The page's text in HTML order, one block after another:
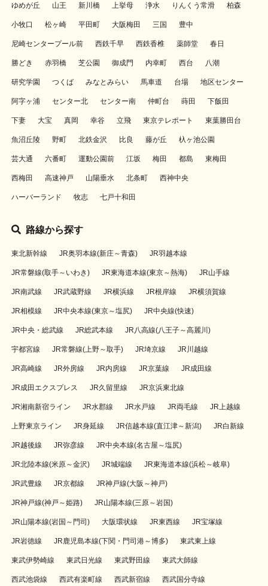
ゆめが丘 山王 新川橋 上挙母 浄水 りんくう常滑 柏森
小牧口 松ヶ崎 平田町 大阪梅田 三国 豊中
尼崎センタープール前 西鉄千早 西鉄香椎 薬師堂 春日
勝どき 赤羽橋 芝公園 御成門 内幸町 西台 八潮
研究学園 つくば みなとみらい 馬車道 台場 地区センター
阿字ヶ浦 センター北 センター南 仲町台 蒔田 下飯田
下妻 大宝 真岡 幸谷 立飛 東京テレポート 東葉勝田台
魚沼丘陵 野町 北鉄金沢 比良 藤が丘 杁ヶ池公園
芸大通 六番町 運動公園前 江坂 梅田 都島 東梅田
西梅田 高速神戸 山陽垂水 北条町 西神中央
ハーバーランド 牧志 七戸十和田
路線から探す
東北新幹線 JR奥羽本線(新庄～青森) JR羽越本線
JR常磐線(取手～いわき) JR東海道本線(東京～熱海) JR山手線
JR南武線 JR武蔵野線 JR横浜線 JR根岸線 JR横須賀線
JR相模線 JR中央本線(東京～塩尻) JR中央線(快速)
JR中央・総武線 JR総武本線 JR八高線(八王子～高麗川)
宇都宮線 JR常磐線(上野～取手) JR埼京線 JR川越線
JR高崎線 JR外房線 JR内房線 JR京葉線 JR成田線
JR成田エクスプレス JR久留里線 JR京浜東北線
JR湘南新宿ライン JR水郡線 JR水戸線 JR両毛線 JR上越線
上野東京ライン JR身延線 JR信越本線(直江津～新潟) JR白新線
JR越後線 JR弥彦線 JR中央本線(名古屋～塩尻)
JR北陸本線(米原～金沢) JR城端線 JR東海道本線(浜松～岐阜)
JR武豊線 JR京都線 JR神戸線(大阪～神戸)
JR神戸線(神戸～姫路) JR山陽本線(三原～岩国)
JR山陽本線(岩国～門司) 大阪環状線 JR東西線 JR宝塚線
JR岩徳線 JR鹿児島本線(下関・門司港～博多) 東武東上線
東武伊勢崎線 東武日光線 東武野田線 東武大師線
西武池袋線 西武有楽町線 西武新宿線 西武国分寺線